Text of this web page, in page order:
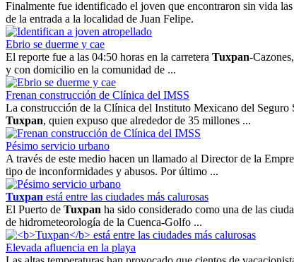
Finalmente fue identificado el joven que encontraron sin vida
de la entrada a la localidad de Juan Felipe.
Ebrio se duerme y cae
El reporte fue a las 04:50 horas en la carretera Tuxpan-
y con domicilio en la comunidad de ...
Frenan construcción de Clínica del IMSS
La construcción de la Clínica del Instituto Mexicano del Seguro
Tuxpan, quien expuso que alrededor de 35 millones ...
Pésimo servicio urbano
A través de este medio hacen un llamado al Director de la
tipo de inconformidades y abusos. Por último ...
Tuxpan está entre las ciudades más calurosas
El Puerto de Tuxpan ha sido considerado como una de las
de hidrometeorología de la Cuenca-Golfo ...
Elevada afluencia en la playa